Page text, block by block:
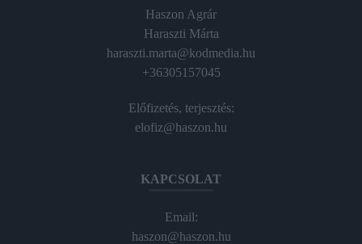
Haszon Agrár
Haraszti Márta
haraszti.marta@kodmedia.hu
+36305157045
Előfizetés, terjesztés:
elofiz@haszon.hu
KAPCSOLAT
Email:
haszon@haszon.hu